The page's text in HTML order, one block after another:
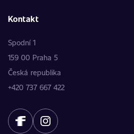
Kontakt
Spodní 1
159 00 Praha 5
Česká republika
+420 737 667 422